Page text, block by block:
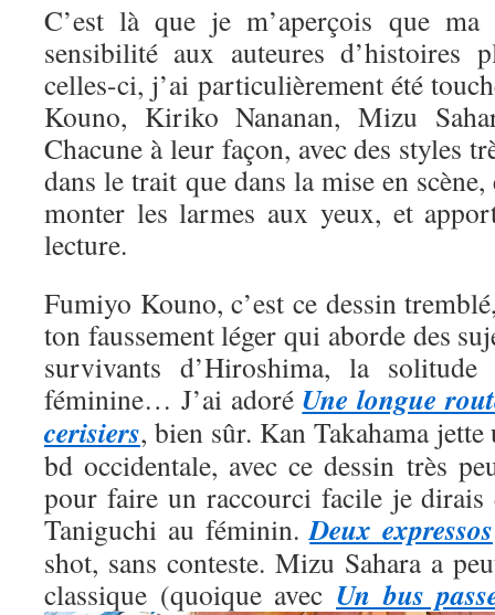
C’est là que je m’aperçois que
sensibilité aux auteures d’histoires
celles-ci, j’ai particulièrement été
Kouno, Kiriko Nananan, Mizu
Chacune à leur façon, avec des styles
dans le trait que dans la mise en
monter les larmes aux yeux, et
lecture.
Fumiyo Kouno, c’est ce dessin
ton faussement léger qui aborde des
survivants d’Hiroshima, la
féminine… J’ai adoré Une longue
cerisiers, bien sûr. Kan Takahama
bd occidentale, avec ce dessin très
pour faire un raccourci facile je dirais
Taniguchi au féminin.Deux expressos
shot, sans conteste. Mizu Sahara a
classique (quoique avec Un bus